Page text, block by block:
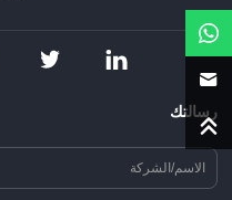
رسالتك